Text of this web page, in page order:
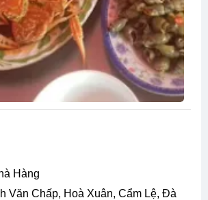
Hàng